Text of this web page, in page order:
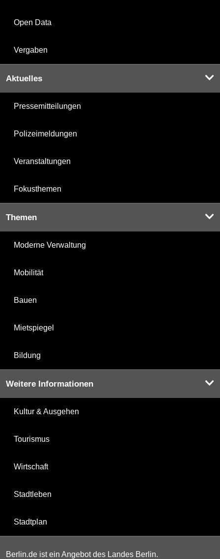
Open Data
Vergaben
Aktuelles
Pressemitteilungen
Polizeimeldungen
Veranstaltungen
Fokusthemen
Themen
Moderne Verwaltung
Mobilität
Bauen
Mietspiegel
Bildung
Weitere Informationen
Kultur & Ausgehen
Tourismus
Wirtschaft
Stadtleben
Stadtplan
Berlin.de ist ein Angebot des Landes Berlin.